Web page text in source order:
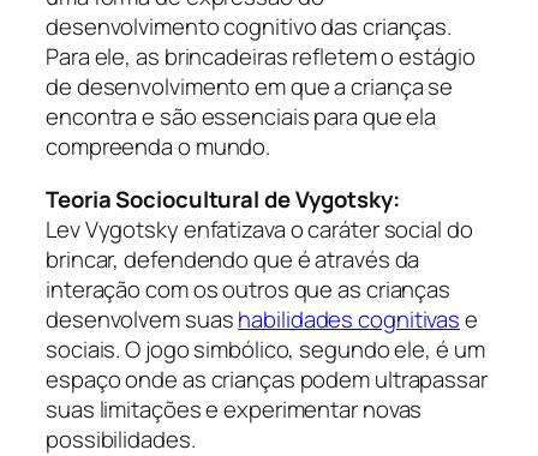
desenvolvimento cognitivo das crianças.
Para ele, as brincadeiras refletem o estágio
de desenvolvimento em que a criança se
encontra e são essenciais para que ela
compreenda o mundo.
Teoria Sociocultural de Vygotsky:
Lev Vygotsky enfatizava o caráter social do
brincar, defendendo que é através da
interação com os outros que as crianças
desenvolvem suashabilidades cognitivase
sociais. O jogo simbólico, segundo ele, é um
espaço onde as crianças podem ultrapassar
suas limitações e experimentar novas
possibilidades.